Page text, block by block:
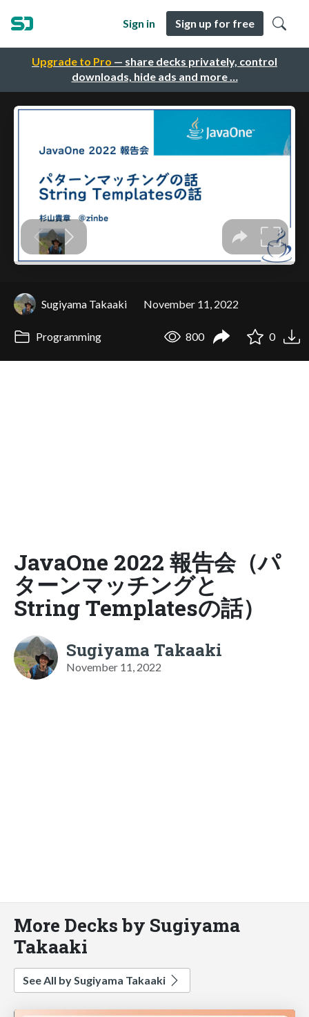
Upgrade to Pro — share decks privately, control
downloads, hide ads and more …
Sign in Sign up for free
Sugiyama Takaaki November 11, 2022
Programming 800 0
JavaOne 2022 報告会（パ
ターンマッチングと
String Templatesの話）
Sugiyama Takaaki
November 11, 2022
More Decks by Sugiyama
Takaaki
See All by Sugiyama Takaaki